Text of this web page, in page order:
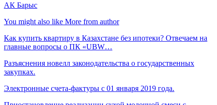
АК Барыс
You might also like More from author
Как купить квартиру в Казахстане без ипотеки? Отвечаем на
главные вопросы о ПК «UBW…
Разъяснения новелл законодательства о государственных
закупках.
Электронные счета-фактуры с 01 января 2019 года.